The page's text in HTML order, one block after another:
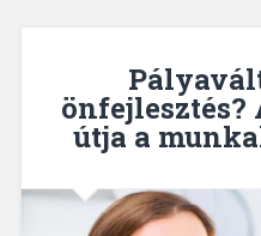
önfejlesztés?
útja a